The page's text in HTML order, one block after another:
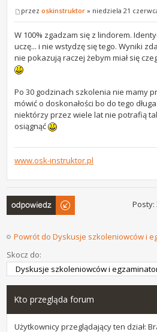
przezoskinstruktor » niedziela 21
W 100% zgadzam się z lindorem.
uczę... i nie wstydzę się tego. Wyniki
nie pokazują raczej żebym miał się
Po 30 godzinach szkolenia nie mamy
mówić o doskonałości bo do tego
niektórzy przez wiele lat nie potrafią
osiągnąć
www.osk-instruktor.pl
Odpowiedz Posty:
Powrót do Dyskusje szkoleniowców i
Skocz do:
Kto przegląda forum
Użytkownicy przeglądający ten dział: